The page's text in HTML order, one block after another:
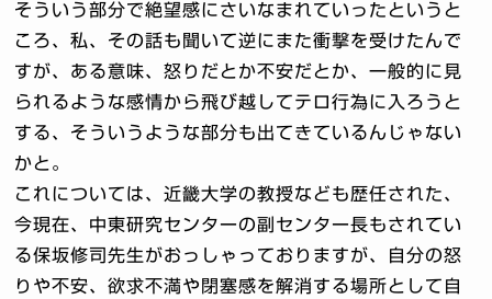
そういう部分で絶望感にさいなまれていったというと
ころ、私、その話も聞いて逆にまた衝撃を受けたんで
すが、ある意味、怒りだとか不安だとか、一般的に見
られるような感情から飛び越してテロ行為に入ろうと
する、そういうような部分も出てきているんじゃない
かと。
これについては、近畿大学の教授なども歴任された、
今現在、中東研究センターの副センター長もされてい
る保坂修司先生がおっしゃっておりますが、自分の怒
りや不安、欲求不満や閉塞感を解消する場所として自